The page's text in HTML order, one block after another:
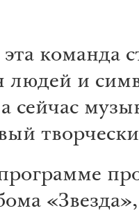
команда
людей и
сейчас